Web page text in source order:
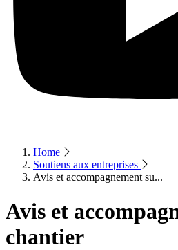
Home
Soutiens aux entreprises
Avis et accompagnement su...
Avis et
chantier